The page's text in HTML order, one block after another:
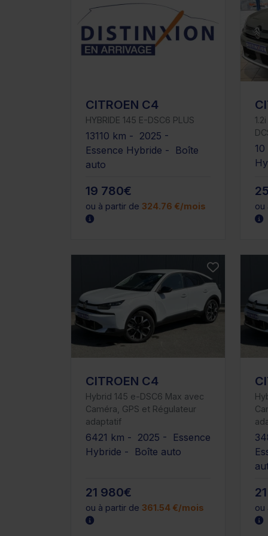
CITROEN C4
HYBRIDE 145 E-DSC6 PLUS
13110 km - 2025 -
Essence Hybride - Boîte
auto
19 780€
ou à partir de 324.76 €/mois ou
CITROEN C4
Hybrid 145 e-DSC6 Max avec
Caméra, GPS et Régulateur
adaptatif
6421 km - 2025 - Essence
Hybride - Boîte auto
21 980€
ou à partir de 361.54 €/mois ou